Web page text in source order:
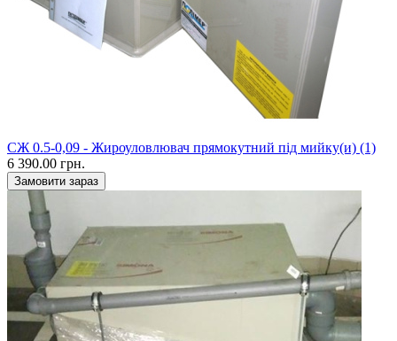
CЖ 0.5-0,09 - Жироуловлювач прямокутний під мийку(и) (1)
6 390.00 грн.
Замовити зараз